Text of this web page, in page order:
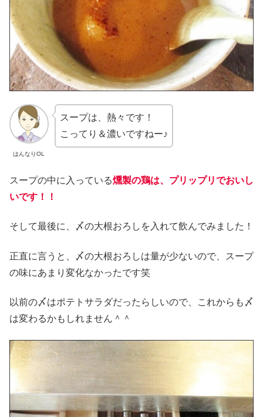
はんなりOL
スープは、熱々です！
こってり＆濃いですねー♪
スープの中に入っている燻製の鶏は、プリップリでおいし
いです！！
そして最後に、〆の大根おろしを入れて飲んでみました！
正直に言うと、〆の大根おろしは量が少ないので、スープ
の味にあまり変化なかったです笑
以前の〆はポテトサラダだったらしいので、これからも〆
は変わるかもしれません＾＾